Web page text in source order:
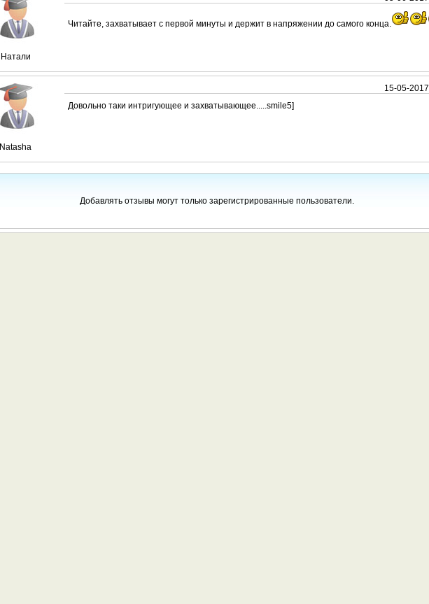
Натали
Читайте, захватывает с первой минуты и держит в напряжении до самого конца.
Natasha
15-05-2017
Довольно таки интригующее и захватывающее.....smile5]
Добавлять отзывы могут только зарегистрированные пользователи.